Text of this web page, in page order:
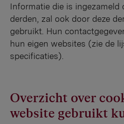
Informatie die is ingezameld
derden, zal ook door deze
gebruikt. Hun
hun eigen websites (zie de
specificaties).
Overzicht over
website gebruikt